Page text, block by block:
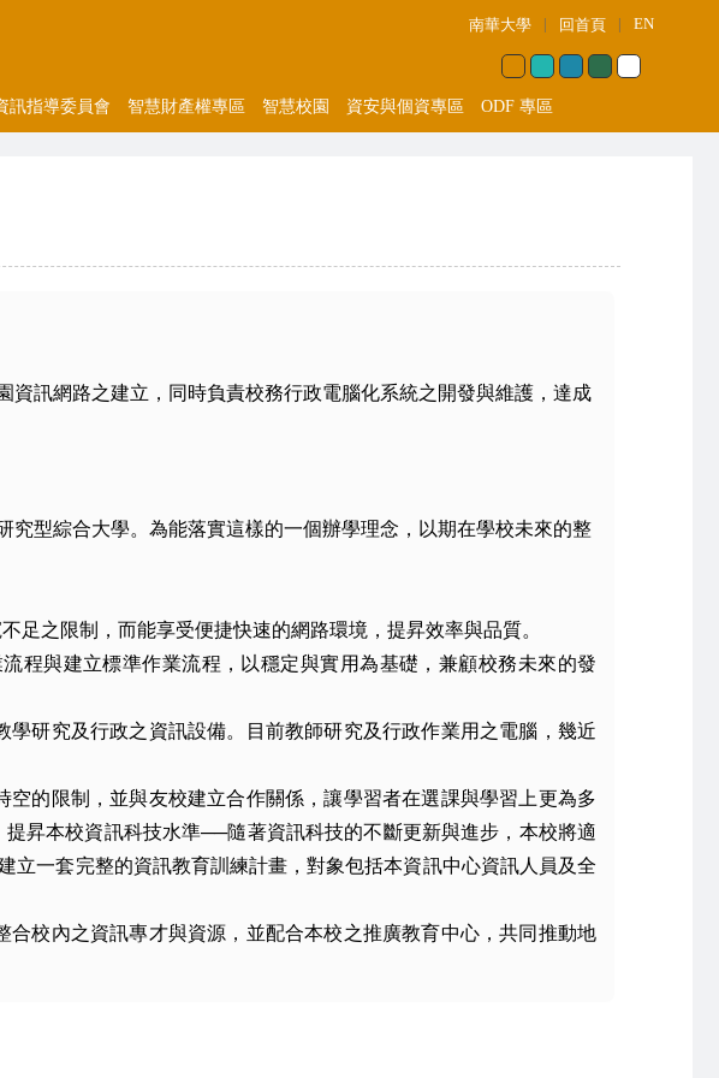
訊指導委員會 智慧財產權專區 智慧校園 資安與個資專區 ODF 專區
南華大學 | 回首頁 | EN
訊網路之建立，同時負責校務行政電腦化系統之開發與維護，達成
型綜合大學。為能落實這樣的一個辦學理念，以期在學校未來的整
之限制，而能享受便捷快速的網路環境，提昇效率與品質。
程與建立標準作業流程，以穩定與實用為基礎，兼顧校務未來的發
研究及行政之資訊設備。目前教師研究及行政作業用之電腦，幾近
的限制，並與友校建立合作關係，讓學習者在選課與學習上更為多
昇本校資訊科技水準──隨著資訊科技的不斷更新與進步，本校將適
一套完整的資訊教育訓練計畫，對象包括本資訊中心資訊人員及全
校內之資訊專才與資源，並配合本校之推廣教育中心，共同推動地